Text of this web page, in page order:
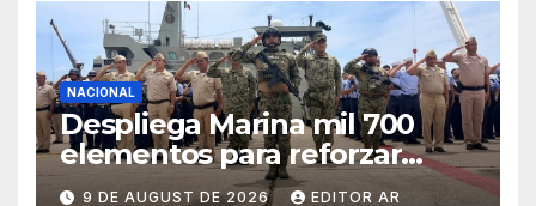
NACIONAL
Despliega Marina mil 700
elementos para reforzar
seguridad en Mazatlán
9 DE AUGUST DE 2026 EDITOR AR